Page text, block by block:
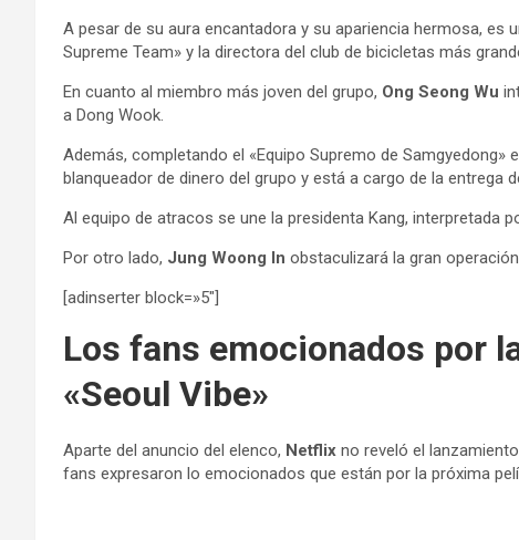
A pesar de su aura encantadora y su apariencia hermosa, es
Supreme Team» y la directora del club de bicicletas más
En cuanto al miembro más joven del grupo, Ong Seong Wu
a Dong Wook.
Además, completando el «Equipo Supremo de Samgyedong»
blanqueador de dinero del grupo y está a cargo de la entrega
Al equipo de atracos se une la presidenta Kang, interpretada
Por otro lado, Jung Woong In obstaculizará la gran
[adinserter block=»5″]
Los fans emocionados por
«Seoul Vibe»
Aparte del anuncio del elenco, Netflix no reveló el
fans expresaron lo emocionados que están por la próxima